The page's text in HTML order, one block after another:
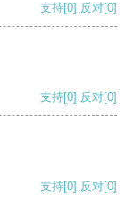
支持[0] 反对[0]
支持[0] 反对[0]
支持[0] 反对[0]